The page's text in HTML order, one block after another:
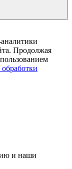
Продолжая
и наши